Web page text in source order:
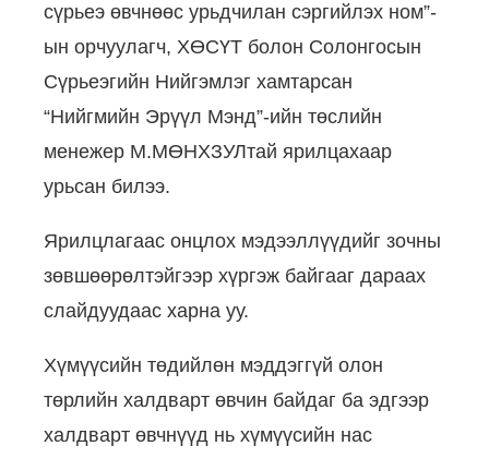
сүрьеэ өвчнөөс урьдчилан сэргийлэх ном”-
ын орчуулагч, ХӨСҮТ болон Солонгосын
Сүрьеэгийн Нийгэмлэг хамтарсан
“Нийгмийн Эрүүл Мэнд”-ийн төслийн
менежер М.МӨНХЗУЛтай ярилцахаар
урьсан билээ.
Ярилцлагаас онцлох мэдээллүүдийг зочны
зөвшөөрөлтэйгээр хүргэж байгааг дараах
слайдуудаас харна уу.
Хүмүүсийн төдийлөн мэддэггүй олон
төрлийн халдварт өвчин байдаг ба эдгээр
халдварт өвчнүүд нь хүмүүсийн нас